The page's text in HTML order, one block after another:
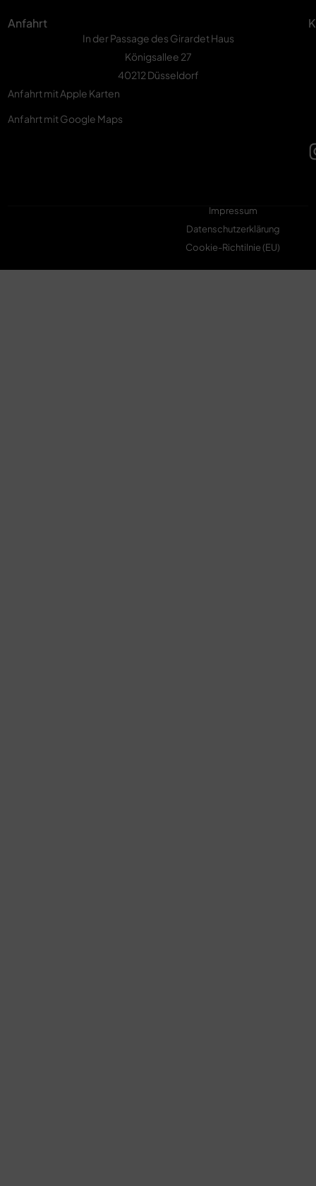
Anfahrt
In der Passage des Girardet Haus
Königsallee 27
40212 Düsseldorf
Anfahrt mit Apple Karten
Anfahrt mit Google Maps
Impressum
Datenschutzerklärung
Cookie-Richtilnie (EU)